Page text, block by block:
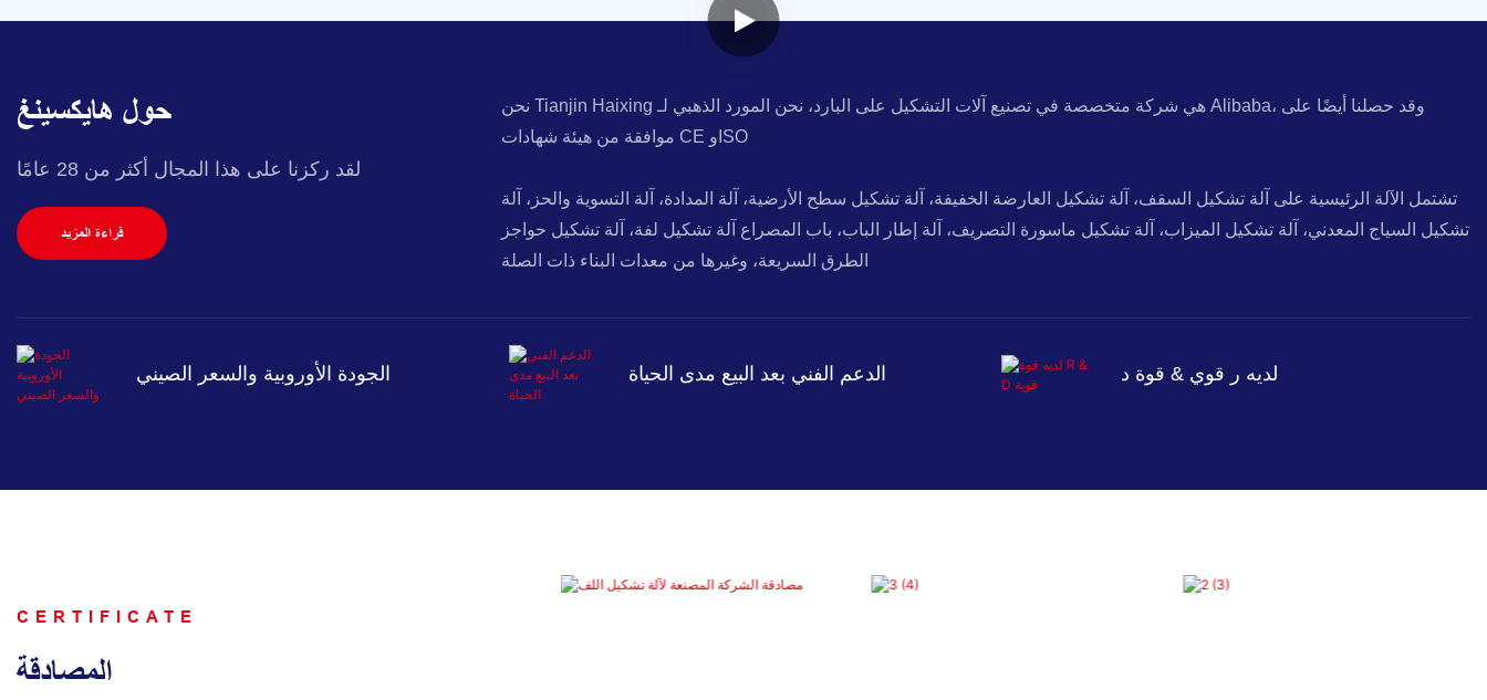
حول هايكسينغ
قراءة المزيد
نحن Tianjin Haixing هي شركة متخصصة في تصنيع آلات التشكيل على البارد، نحن المورد الذهبي لـ Alibaba، وقد حصلنا أيضًا على
موافقة من هيئة شهادات CE وISO
تشتمل الآلة الرئيسية على آلة تشكيل السقف، آلة تشكيل العارضة الخفيفة، آلة تشكيل سطح الأرضية، آلة المدادة، آلة التسوية والحز، آلة
تشكيل السياج المعدني، آلة تشكيل الميزاب، آلة تشكيل ماسورة التصريف، آلة إطار الباب، باب المصراع آلة تشكيل لفة، آلة تشكيل حواجز
الجودة الأوروبية والسعر الصيني الدعم الفني بعد البيع مدى الحياة لديه ر قوي & قوة د
CERTIFICATE
المصادقة